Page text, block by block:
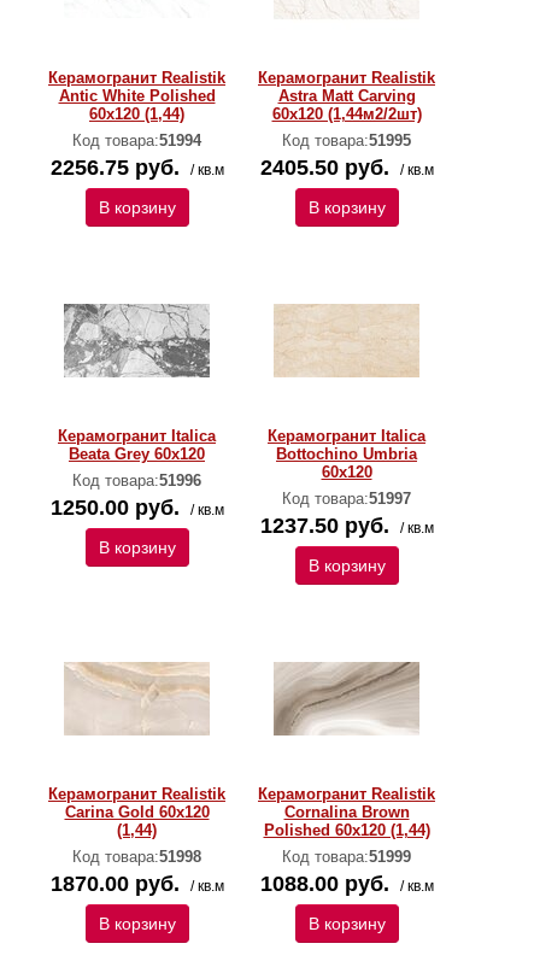
Керамогранит Realistik
Antic White Polished
60x120 (1,44)
Код товара:51994
2256.75 руб. / кв.м
В корзину
Керамогранит Realistik
Astra Matt Carving
60x120 (1,44м2/2шт)
Код товара:51995
2405.50 руб. / кв.м
В корзину
Керамогранит Italica
Beata Grey 60x120
Код товара:51996
1250.00 руб. / кв.м
В корзину
Керамогранит Italica
Bottochino Umbria
60x120
Код товара:51997
1237.50 руб. / кв.м
В корзину
Керамогранит Realistik
Carina Gold 60x120
(1,44)
Код товара:51998
1870.00 руб. / кв.м
В корзину
Керамогранит Realistik
Cornalina Brown
Polished 60x120 (1,44)
Код товара:51999
1088.00 руб. / кв.м
В корзину